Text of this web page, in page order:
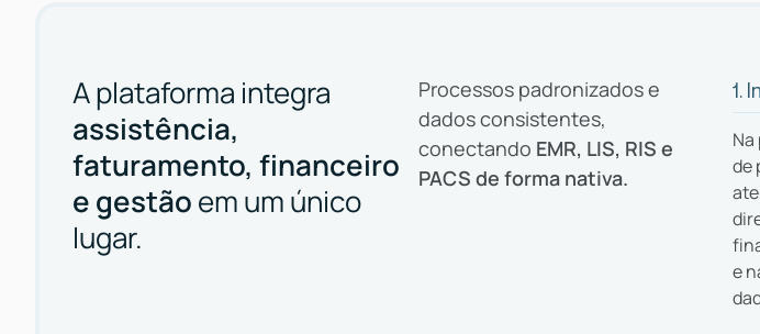
A plataforma integra
assistência,
faturamento, financeiro
e gestãoem um único
lugar.
Processos padronizados e
dados consistentes,
conectando EMR, LIS, RIS e
PACS de forma nativa.
1.
de
e